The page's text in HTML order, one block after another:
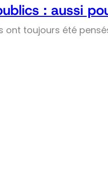
: aussi
ont toujours été